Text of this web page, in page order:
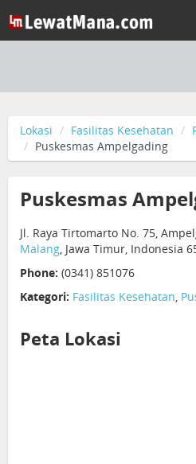
Lokasi Fasilitas Kesehatan
Puskesmas Ampelgading
Puskesmas
Jl. Raya Tirtomarto No. 75,
Malang, Jawa Timur, Indonesia
Phone: (0341) 851076
Kategori: Fasilitas Kesehatan,
Peta Lokasi